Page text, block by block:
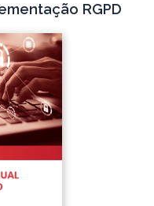
RGPD